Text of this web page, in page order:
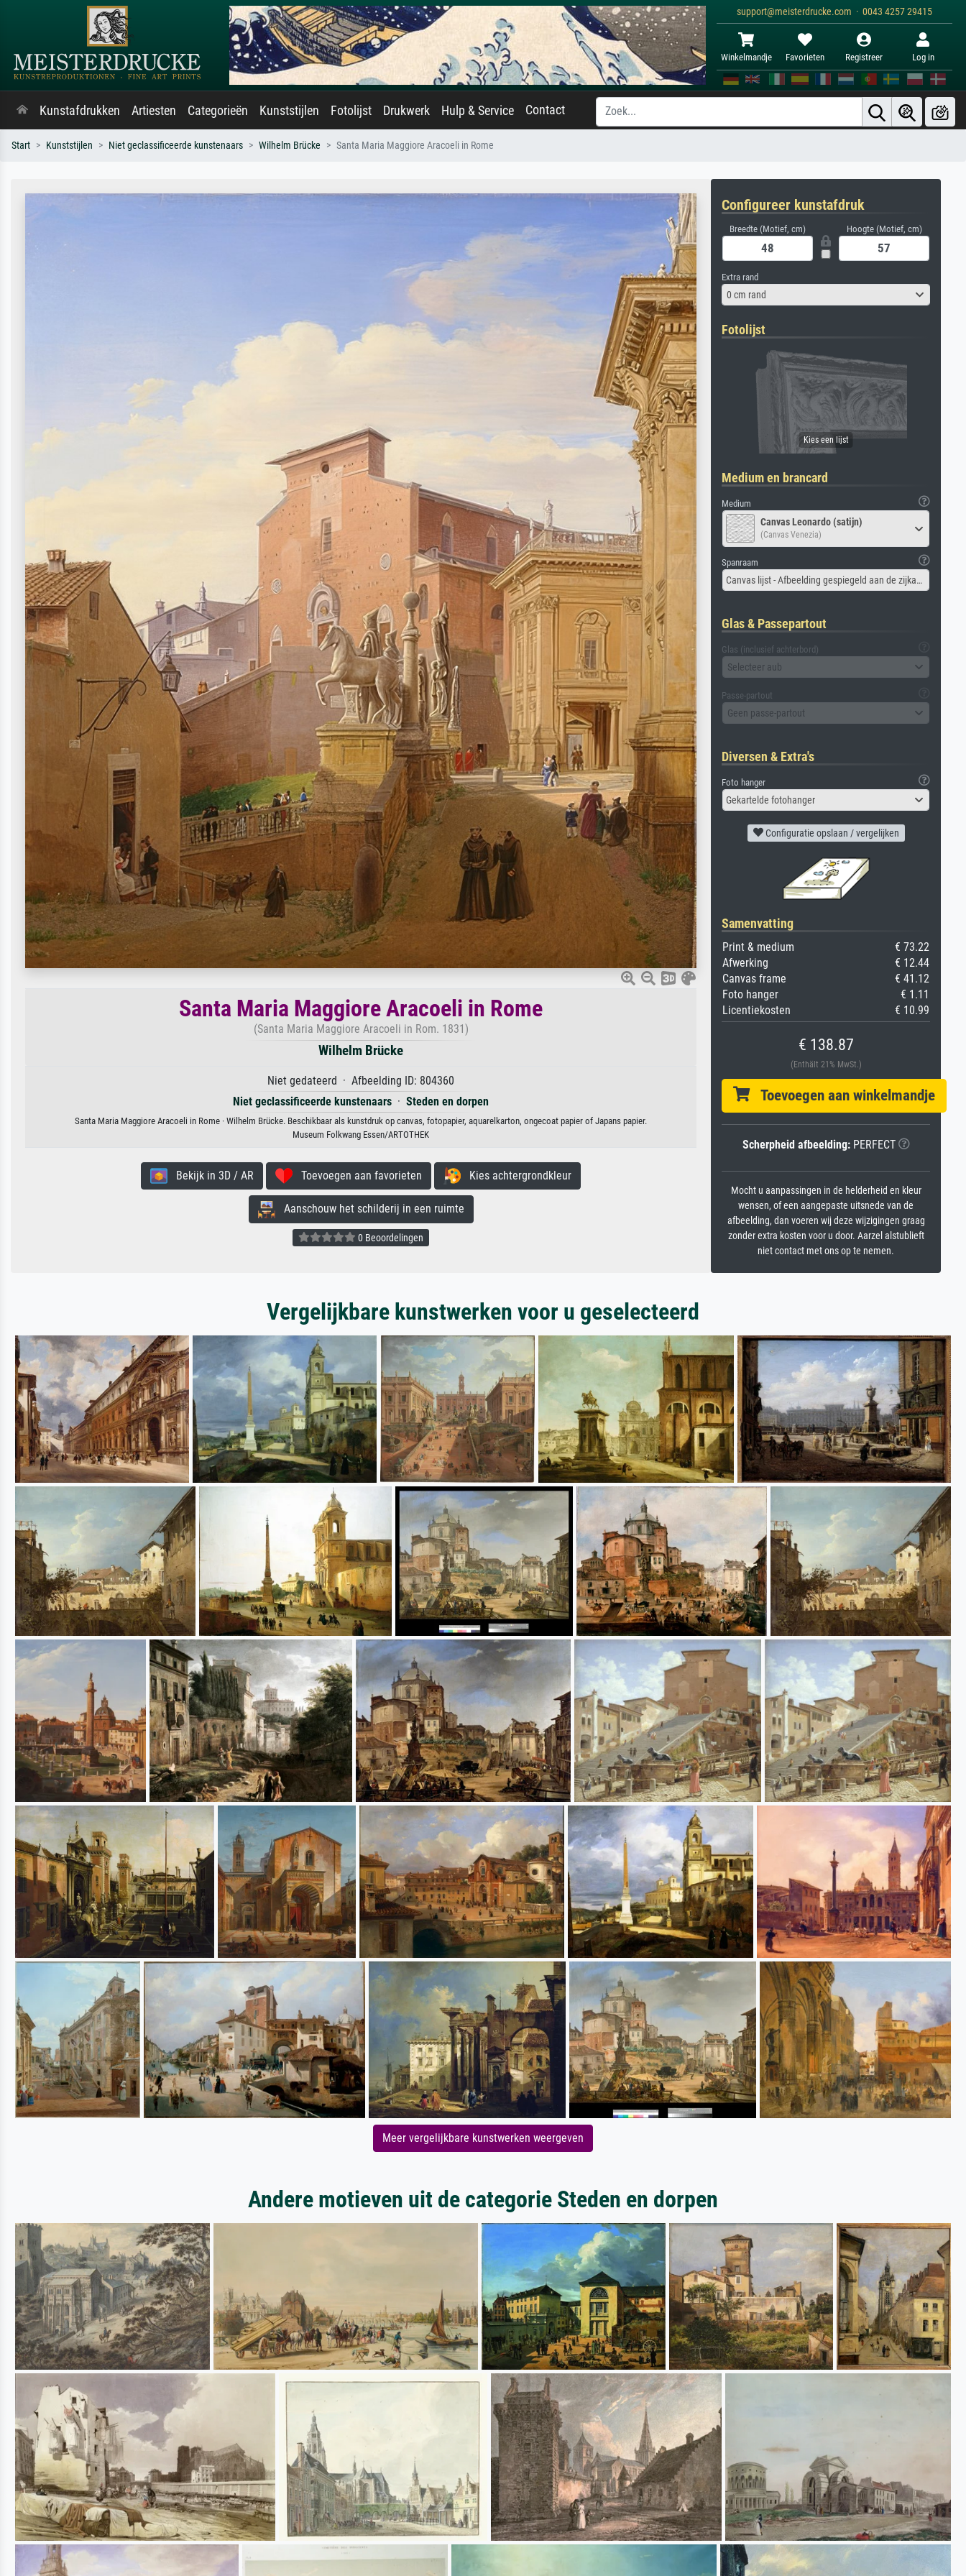
support@meisterdrucke.com · 0043 4257 29415
Winkelmandje Favorieten Registreer Log in
Kunstafdrukken Artiesten Categorieën Kunststijlen Fotolijst Drukwerk Hulp & Service Contact
Start Kunststijlen Niet geclassificeerde kunstenaars Wilhelm Brücke Santa Maria Maggiore Aracoeli in Rome
Santa Maria Maggiore Aracoeli in Rome
(Santa Maria Maggiore Aracoeli in Rom. 1831)
Wilhelm Brücke
Niet gedateerd · Afbeelding ID: 804360
Niet geclassificeerde kunstenaars · Steden en dorpen
Santa Maria Maggiore Aracoeli in Rome · Wilhelm Brücke. Beschikbaar als kunstdruk op canvas, fotopapier, aquarelkarton, ongecoat papier of Japans papier.
Museum Folkwang Essen/ARTOTHEK
Bekijk in 3D / AR Toevoegen aan favorieten Kies achtergrondkleur
Aanschouw het schilderij in een ruimte
0 Beoordelingen
Configureer kunstafdruk
Breedte (Motief, cm) Hoogte (Motief, cm)
Extra rand
0 cm rand
Fotolijst
Medium en brancard
Medium
Canvas Leonardo (satijn)
(Canvas Venezia)
Spanraam
Canvas lijst - Afbeelding gespiegeld aan de zijkant
Glas & Passepartout
Glas (inclusief achterbord)
Selecteer aub
Passe-partout
Geen passe-partout
Diversen & Extra's
Foto hanger
Gekartelde fotohanger
Configuratie opslaan / vergelijken
Samenvatting
Print & medium
€ 73.22
Afwerking
€ 12.44
Canvas frame
€ 41.12
Foto hanger
€ 1.11
Licentiekosten
€ 10.99
€ 138.87
(Enthält 21% MwSt.)
Toevoegen aan winkelmandje
Scherpheid afbeelding:PERFECT
Mocht u aanpassingen in de helderheid en kleur
wensen, of een aangepaste uitsnede van de
afbeelding, dan voeren wij deze wijzigingen graag
zonder extra kosten voor u door. Aarzel alstublieft
niet contact met ons op te nemen.
Vergelijkbare kunstwerken voor u geselecteerd
Meer vergelijkbare kunstwerken weergeven
Andere motieven uit de categorie Steden en dorpen